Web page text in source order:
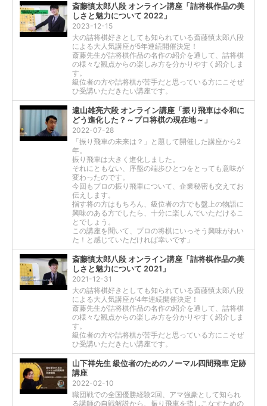
斎藤慎太郎八段 オンライン講座「詰将棋作品の美
しさと魅力について 2022」
2023-12-15
大の詰将棋好きとしても知られている斎藤慎太郎八段
による大人気講座が5年連続開催決定！
斎藤先生が詰将棋作品の名作の紹介を通して、詰将棋
の様々な観点からの楽しみ方を分かりやすく紹介しま
す。
級位者の方や詰将棋が苦手だと思っている方にこそぜ
ひ受講いただきたい講座です。
遠山雄亮六段 オンライン講座「振り飛車は令和に
どう進化した？～プロ将棋の現在地～」
2022-07-28
「振り飛車の未来は？」と題して開催した講座から2
年。
振り飛車は大きく進化しました。
それにともない、序盤の端歩ひとつをとっても意味が
変わったのです。
今回もプロの振り飛車について、企業秘密も交えてお
伝えします。
指す将の方はもちろん、級位者の方でも盤上の物語に
興味のある方でしたら、十分に楽しんでいただけるこ
とでしょう。
この講座を聞いて、プロの将棋にいっそう興味がわい
た！と感じていただければ幸いです」
斎藤慎太郎八段 オンライン講座「詰将棋作品の美
しさと魅力について 2021」
2021-12-31
大の詰将棋好きとしても知られている斎藤慎太郎八段
による大人気講座が4年連続開催決定！
斎藤先生が詰将棋作品の名作の紹介を通して、詰将棋
の様々な観点からの楽しみ方を分かりやすく紹介しま
す。
級位者の方や詰将棋が苦手だと思っている方にこそぜ
ひ受講いただきたい講座です。
山下祥先生 級位者のためのノーマル四間飛車 定跡
講座
2022-02-10
職団戦での全国優勝経験2回、アマ強豪として知られ
る講師の自戦解説から、振り飛車を指しこなすための